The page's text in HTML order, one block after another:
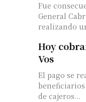
Fue
General
realizando
Hoy
Vos
El pago se
de cajeros...